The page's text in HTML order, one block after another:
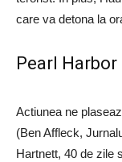
care va detona la
Pearl
Actiunea ne
(Ben Affleck,
Hartnett, 40 de zile